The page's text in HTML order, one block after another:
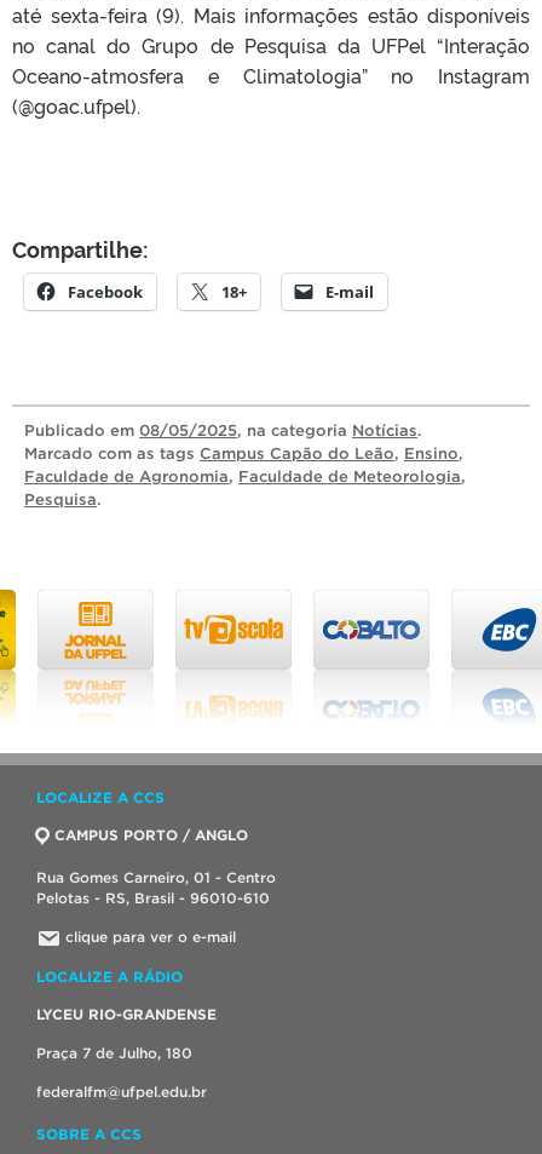
até sexta-feira (9). Mais informações estão disponíveis
no canal do Grupo de Pesquisa da UFPel “Interação
Oceano-atmosfera e Climatologia” no Instagram
(@goac.ufpel).
Compartilhe:
Facebook 18+ E-mail
Publicado em 08/05/2025, na categoria Notícias.
Marcado com as tags Campus Capão do Leão, Ensino,
Faculdade de Agronomia, Faculdade de Meteorologia,
Pesquisa.
LOCALIZE A CCS
CAMPUS PORTO / ANGLO
Rua Gomes Carneiro, 01 - Centro
Pelotas - RS, Brasil - 96010-610
clique para ver o e-mail
LOCALIZE A RÁDIO
LYCEU RIO-GRANDENSE
Praça 7 de Julho, 180
federalfm@ufpel.edu.br
SOBRE A CCS